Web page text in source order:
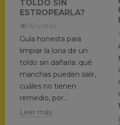
TOLDO SIN
ESTROPEARLA?
1112 visitas
Guía honesta para
limpiar la lona de un
toldo sin dañarla: qué
manchas pueden salir,
cuáles no tienen
remedio, por...
Leer más